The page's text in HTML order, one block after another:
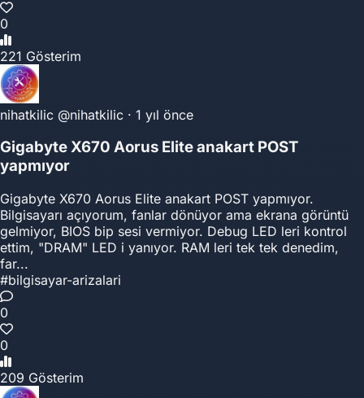
0
221 Gösterim
nihatkilic @nihatkilic · 1 yıl önce
Gigabyte X670 Aorus Elite anakart POST
yapmıyor
Gigabyte X670 Aorus Elite anakart POST yapmıyor.
Bilgisayarı açıyorum, fanlar dönüyor ama ekrana görüntü
gelmiyor, BIOS bip sesi vermiyor. Debug LED leri kontrol
ettim, "DRAM" LED i yanıyor. RAM leri tek tek denedim,
far...
#bilgisayar-arizalari
0
0
209 Gösterim